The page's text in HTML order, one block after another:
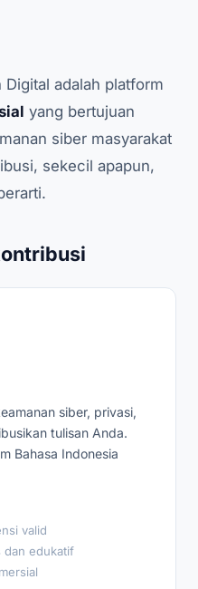
Digital adalah platform
yang bertujuan
siber masyarakat
sekecil apapun,
siber, privasi,
tulisan Anda.
Bahasa Indonesia
valid
dan edukatif